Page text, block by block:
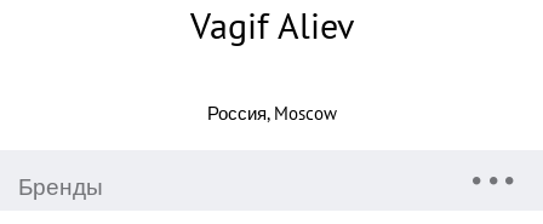
Vagif Aliev
Россия, Moscow
Бренды